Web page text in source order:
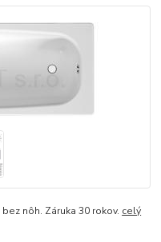
nôh. Záruka 30 rokov. celý